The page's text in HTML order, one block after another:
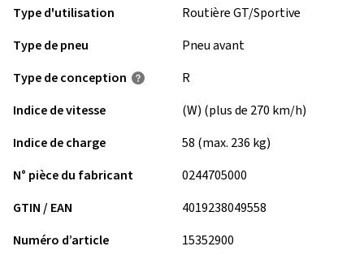
Type d'utilisation
Routière GT/Sportive
Type de pneu
Pneu avant
Type de conception
R
Indice de vitesse
(W) (plus de 270 km/h)
Indice de charge
58 (max. 236 kg)
N° pièce du fabricant
0244705000
GTIN / EAN
4019238049558
Numéro d’article
15352900